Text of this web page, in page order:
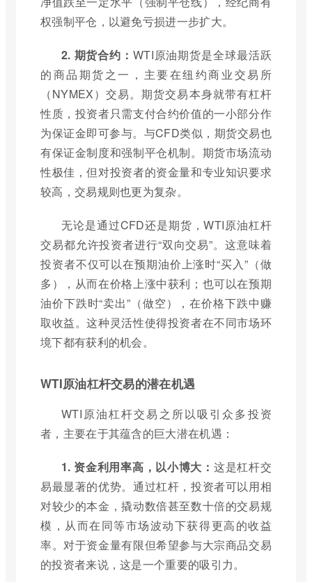
权强制平仓，以避免亏损进一步扩大。
2. 期货合约：WTI原油期货是全球最活跃
的商品期货之一，主要在纽约商业交易所
（NYMEX）交易。期货交易本身就带有杠杆
性质，投资者只需支付合约价值的一小部分作
为保证金即可参与。与CFD类似，期货交易也
有保证金制度和强制平仓机制。期货市场流动
性极佳，但对投资者的资金量和专业知识要求
较高，交易规则也更为复杂。
无论是通过CFD还是期货，WTI原油杠杆
交易都允许投资者进行“双向交易”。这意味着
投资者不仅可以在预期油价上涨时“买入”（做
多），从而在价格上涨中获利；也可以在预期
油价下跌时“卖出”（做空），在价格下跌中赚
取收益。这种灵活性使得投资者在不同市场环
境下都有获利的机会。
WTI原油杠杆交易的潜在机遇
WTI原油杠杆交易之所以吸引众多投资
者，主要在于其蕴含的巨大潜在机遇：
1. 资金利用率高，以小博大： 这是杠杆交
易最显著的优势。通过杠杆，投资者可以用相
对较少的本金，撬动数倍甚至数十倍的交易规
模，从而在同等市场波动下获得更高的收益
率。对于资金量有限但希望参与大宗商品交易
的投资者来说，这是一个重要的吸引力。